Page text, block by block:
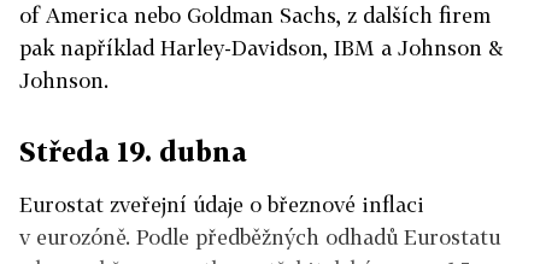
of America nebo Goldman Sachs, z dalších firem
pak například Harley-Davidson, IBM a Johnson &
Johnson.
Středa 19. dubna
Eurostat zveřejní údaje o březnové inflaci
v eurozóně. Podle předběžných odhadů Eurostatu